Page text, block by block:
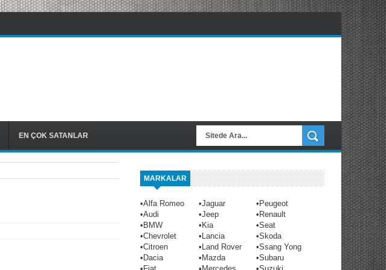
EN ÇOK SATANLAR
MARKALAR
•Alfa Romeo •Jaguar •Peugeot
•Audi •Jeep •Renault
•BMW •Kia •Seat
•Chevrolet •Lancia •Skoda
•Citroen •Land Rover •Ssang Yong
•Dacia •Mazda •Subaru
•Fiat •Mercedes •Suzuki